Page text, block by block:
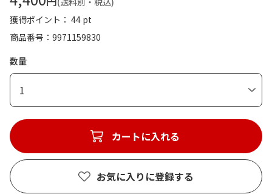
獲得ポイント： 44 pt
商品番号
9971159830
数量
1
カートに入れる
お気に入りに登録する